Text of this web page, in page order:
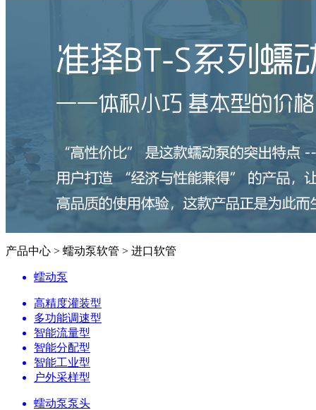
产品中心 > 蠕动泵软管 > 进口软管
蠕动泵
高精度灌装型
多功能调速型
智能流量型
智能分配型
智能工业型
户外采样型
蠕动泵泵头